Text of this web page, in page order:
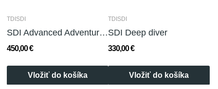
TDISDI
SDI Advanced Adventure Diver
450,00 €
Vložiť do košíka
TDISDI
SDI Deep diver
330,00 €
Vložiť do košíka